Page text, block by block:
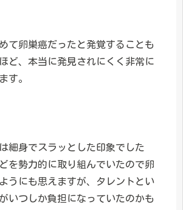
て卵巣癌だったと発覚することも
ど、本当に発見されにくく非常に
す。
細身でスラッとした印象でした
を勢力的に取り組んでいたので卵
うにも思えますが、タレントとい
いつしか負担になっていたのかも